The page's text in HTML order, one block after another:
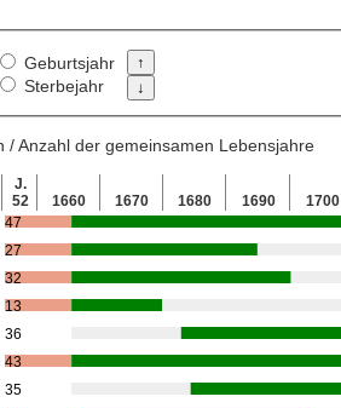
Geburtsjahr
Sterbejahr
Anzahl der gemeinsamen Lebensjahre
J.
52
1660 1670 1680 1690 1700
47
27
32
13
36
43
35